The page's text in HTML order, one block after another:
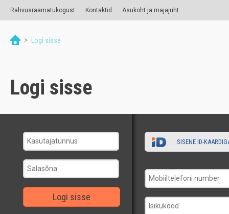
Rahvusraamatukogust Kontaktid Asukoht ja majajuht
> Logi sisse
Logi sisse
Logi sisse
SISENE ID-